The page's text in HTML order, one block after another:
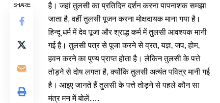
SHARE
है। जहां तुलसी का प्रतिदिन दर्शन करना पापनाशक समझा
जाता है, वहीं तुलसी पूजन करना मोक्षदायक माना गया है।
हिन्दू धर्म में देव पूजा और श्राद्ध कर्म में तुलसी आवश्यक मानी
गई है। तुलसी पत्र से पूजा करने से व्रत, यज्ञ, जप, होम,
हवन करने का पुण्य प्राप्त होता है। लेकिन तुलसी के पत्ते
तोड़ने से दोष लगता है, क्योंकि तुलसी अत्यंत पवित्र मानी गई
है। आइए जानते हैं तुलसी के पत्ते तोड़ने से पहले कौन सा
मंत्र मन में बोलें….